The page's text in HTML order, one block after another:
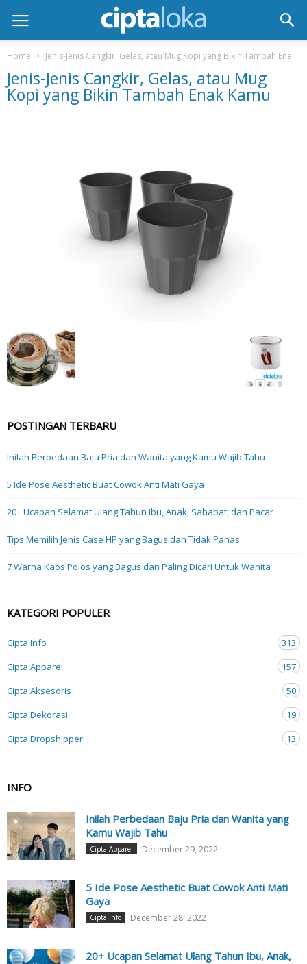
Home Jenis-Jenis Cangkir, Gelas, atau Mug Kopi yang Bikin Tambah Enak Kamu
Jenis-Jenis Cangkir, Gelas, atau Mug
Kopi yang Bikin Tambah Enak Kamu
POSTINGAN TERBARU
Inilah Perbedaan Baju Pria dan Wanita yang Kamu Wajib Tahu
5 Ide Pose Aesthetic Buat Cowok Anti Mati Gaya
20+ Ucapan Selamat Ulang Tahun Ibu, Anak, Sahabat, dan Pacar
Tips Memilih Jenis Case HP yang Bagus dan Tidak Panas
7 Warna Kaos Polos yang Bagus dan Paling Dicari Untuk Wanita
KATEGORI POPULER
Cipta Info
313
Cipta Apparel
157
Cipta Aksesoris
50
Cipta Dekorasi
19
Cipta Dropshipper
13
INFO
Inilah Perbedaan Baju Pria dan Wanita yang
Kamu Wajib Tahu
Cipta Apparel December 29, 2022
5 Ide Pose Aesthetic Buat Cowok Anti Mati
Gaya
Cipta Info December 28, 2022
20+ Ucapan Selamat Ulang Tahun Ibu, Anak,